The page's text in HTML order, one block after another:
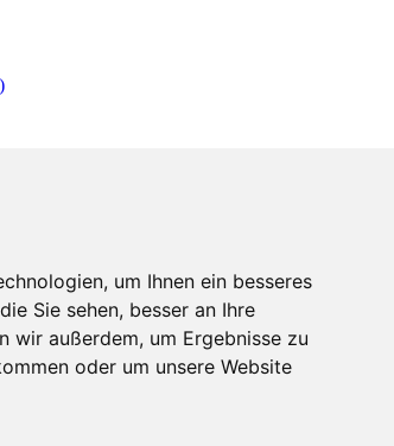
um Ihnen ein besseres
Sie sehen, besser an Ihre
wir außerdem, um Ergebnisse zu
oder um unsere Website